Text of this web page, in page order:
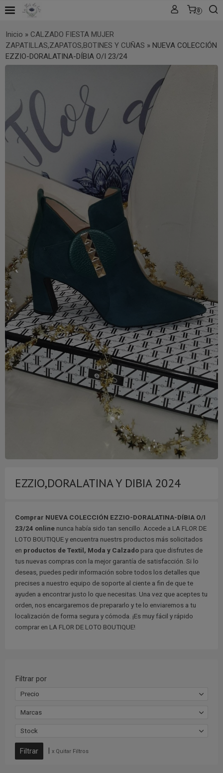
0
Inicio » CALZADO FIESTA MUJER
ZAPATILLAS,ZAPATOS,BOTINES Y CUÑAS » NUEVA COLECCIÓN
EZZIO-DORALATINA-DÍBIA O/I 23/24
EZZIO,DORALATINA Y DIBIA 2024
Comprar NUEVA COLECCIÓN EZZIO-DORALATINA-DÍBIA O/I
23/24 online nunca había sido tan sencillo. Accede a LA FLOR DE
LOTO BOUTIQUE y encuentra nuestrs productos más solicitados
en productos de Textil, Moda y Calzado para que disfrutes de
tus nuevas compras con la mejor garantía de satisfacción. Si lo
deseas, puedes pedir información sobre todos los detalles que
precises a nuestro equipo de soporte al ciente a fin de que te
ayuden a encontrar justo lo que necesitas. Una vez que aceptes tu
orden, nos encargaremos de prepararlo y te lo enviaremos a tu
localización de forma segura y cómoda. ¡Es muy fácil y rápido
comprar en LA FLOR DE LOTO BOUTIQUE!
Filtrar por
Precio
Marcas
Stock
| x Quitar Filtros